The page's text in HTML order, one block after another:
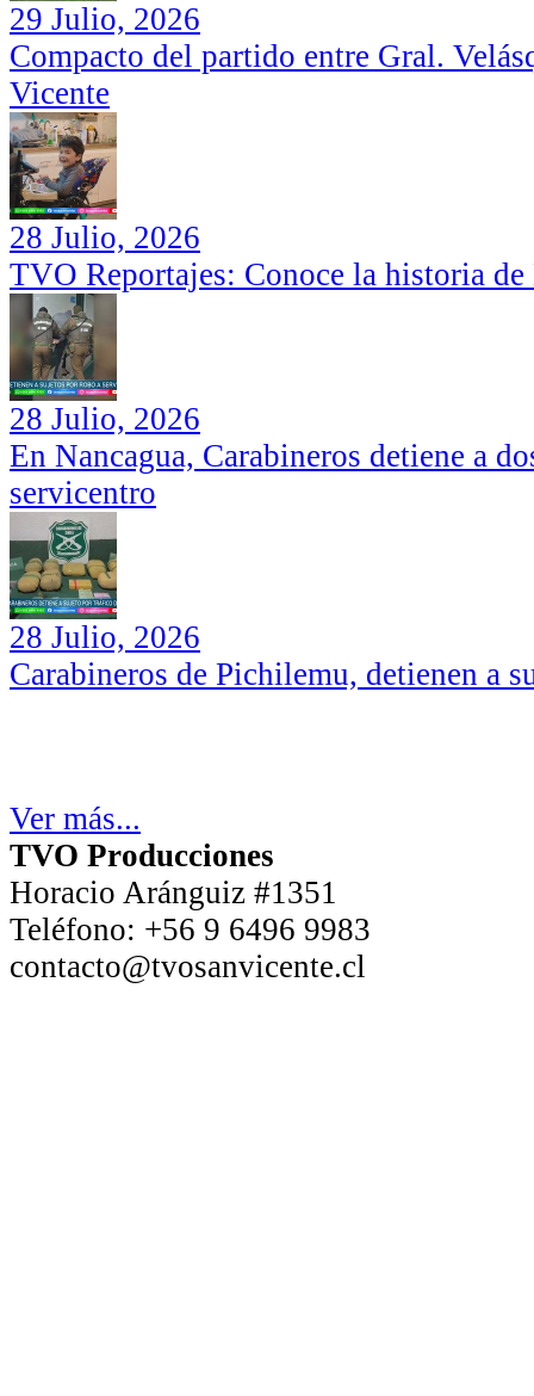
29 Julio, 2026
Compacto del partido entre Gral.
Vicente
28 Julio, 2026
TVO Reportajes: Conoce la historia
28 Julio, 2026
En Nancagua, Carabineros detiene a
servicentro
28 Julio, 2026
Carabineros de Pichilemu, detienen a
Ver más...
TVO Producciones
Horacio Aránguiz #1351
Teléfono: +56 9 6496 9983
contacto@tvosanvicente.cl